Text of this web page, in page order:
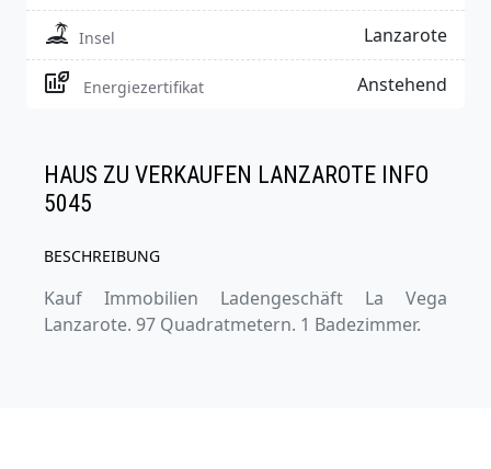
Insel Lanzarote
Energiezertifikat Anstehend
HAUS ZU VERKAUFEN LANZAROTE INFO
5045
BESCHREIBUNG
Kauf Immobilien Ladengeschäft La Vega
Lanzarote. 97 Quadratmetern. 1 Badezimmer.